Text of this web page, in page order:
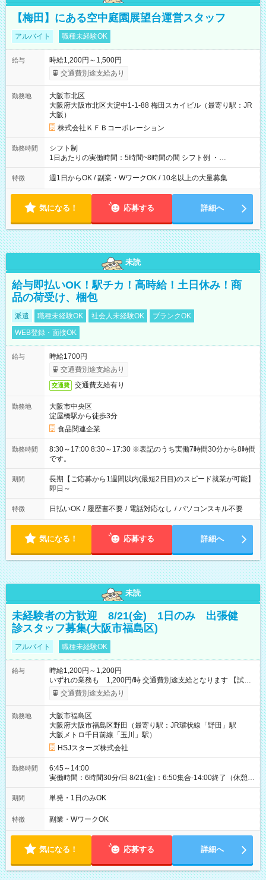
【梅田】にある空中庭園展望台運営スタッフ
アルバイト 職種未経験OK
給与
時給1,200円～1,500円
交通費別途支給あり
勤務地
大阪市北区
大阪府大阪市北区大淀中1-1-88 梅田スカイビル（最寄り駅：JR
大阪）
株式会社ＫＦＢコーポレーション
勤務時間
シフト制
1日あたりの実働時間：5時間~8時間の間 シフト例 ・
9:30~18:00 実働7.5時間 ・9:30~14:30 実働5時間 ・
16:00~21:30 実働5.5時間
特徴 週1日からOK / 副業・WワークOK / 10名以上の大量募集
気になる！ 応募する 詳細へ
未読
給与即払いOK！駅チカ！高時給！土日休み！商
品の荷受け、梱包
派遣 職種未経験OK 社会人未経験OK
ブランクOK
WEB登録・面接OK
給与
時給1700円
交通費別途支給あり
交通費 交通費支給有り
勤務地
大阪市中央区
淀屋橋駅から徒歩3分
食品関連企業
勤務時間
8:30～17:00 8:30～17:30 ※表記のうち実働7時間30分から8時間
です。
期間
長期【ご応募から1週間以内(最短2日目)のスピード就業が可能】
即日～
特徴 日払いOK / 履歴書不要 / 電話対応なし / パソコンスキル不要
気になる！ 応募する 詳細へ
未読
未経験者の方歓迎 8/21(金) 1日のみ 出張健
診スタッフ募集(大阪市福島区)
アルバイト 職種未経験OK
給与
時給1,200円～1,200円
いずれの業務も 1,200円/時 交通費別途支給となります 【試用
期間】試用期間なし
交通費別途支給あり
勤務地
大阪市福島区
大阪府大阪市福島区野田（最寄り駅：JR環状線「野田」駅
大阪メトロ千日前線「玉川」駅）
HSJスターズ株式会社
勤務時間
6:45～14:00
実働時間：6時間30分/日 8/21(金)：6:50集合-14:00終了（休憩
45分)
期間 単発・1日のみOK
特徴 副業・WワークOK
気になる！ 応募する 詳細へ